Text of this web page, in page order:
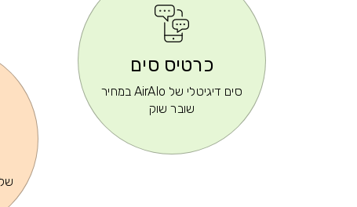
כרטיס סים
סים דיגיטלי של AirAlo במחיר
שובר שוק